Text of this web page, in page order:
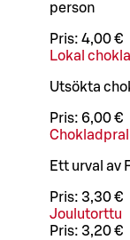
person
Pris: 4,00 €
Lokal
Utsökta
Pris: 6,00 €
Ett urval av
Pris: 3,30 €
Joulutorttu
Pris: 3,20 €